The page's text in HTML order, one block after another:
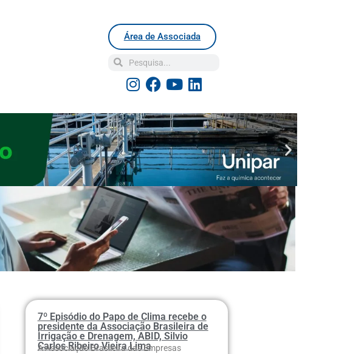
Área de Associada
7º Episódio do Papo de Clima recebe o
presidente da Associação Brasileira de
Irrigação e Drenagem, ABID, Silvio
Carlos Ribeiro Vieira Lima
A Associação Brasileira das Empresas